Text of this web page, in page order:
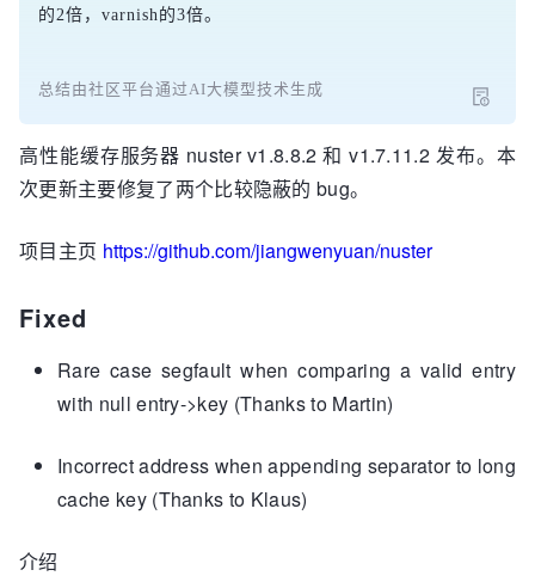
的2倍，varnish的3倍。
总结由社区平台通过AI大模型技术生成
高性能缓存服务器 nuster v1.8.8.2 和 v1.7.11.2 发布。本
次更新主要修复了两个比较隐蔽的 bug。
项目主页 https://github.com/jiangwenyuan/nuster
Fixed
Rare case segfault when comparing a valid entry
with null entry->key (Thanks to Martin)
Incorrect address when appending separator to long
cache key (Thanks to Klaus)
介绍